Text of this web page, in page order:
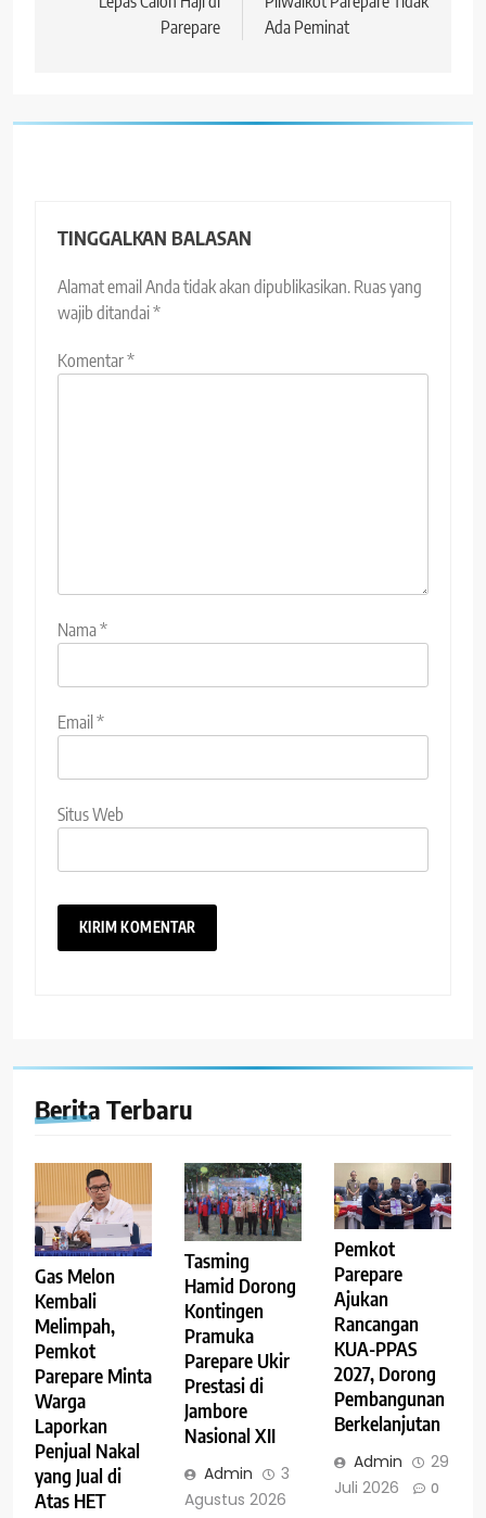
Parepare
Ada Peminat
TINGGALKAN BALASAN
Alamat email Anda tidak akan dipublikasikan. Ruas yang
wajib ditandai*
Komentar*
Nama*
Email*
Situs Web
Berita Terbaru
Gas Melon
Kembali
Melimpah,
Pemkot
Parepare Minta
Warga
Laporkan
Penjual Nakal
yang Jual di
Atas HET
Tasming
Hamid Dorong
Kontingen
Pramuka
Parepare Ukir
Prestasi di
Jambore
Nasional XII
Admin
3
Agustus 2026
Pemkot
Parepare
Ajukan
Rancangan
KUA-PPAS
2027, Dorong
Pembangunan
Berkelanjutan
Admin
29
Juli 2026
0